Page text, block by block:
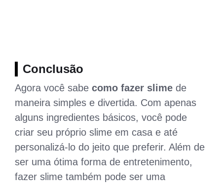
Conclusão
Agora você sabe como fazer slime de
maneira simples e divertida. Com apenas
alguns ingredientes básicos, você pode
criar seu próprio slime em casa e até
personalizá-lo do jeito que preferir. Além de
ser uma ótima forma de entretenimento,
fazer slime também pode ser uma